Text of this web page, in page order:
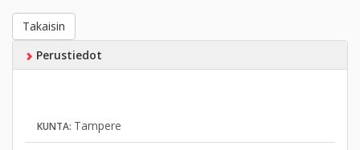
Takaisin
Perustiedot
KUNTA: Tampere